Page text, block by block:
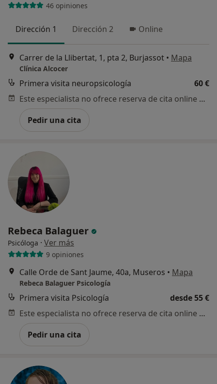
46 opiniones
Dirección 1 Dirección 2 Online
Carrer de la Llibertat, 1, pta 2, Burjassot • Mapa
Clínica Alcocer
Primera visita neuropsicología
60 €
Este especialista no ofrece reserva de cita online en esta dirección.
Pedir una cita
Rebeca Balaguer
Psicóloga · Ver más
9 opiniones
Calle Orde de Sant Jaume, 40a, Museros • Mapa
Rebeca Balaguer Psicología
Primera visita Psicología
desde 55 €
Este especialista no ofrece reserva de cita online en esta dirección.
Pedir una cita